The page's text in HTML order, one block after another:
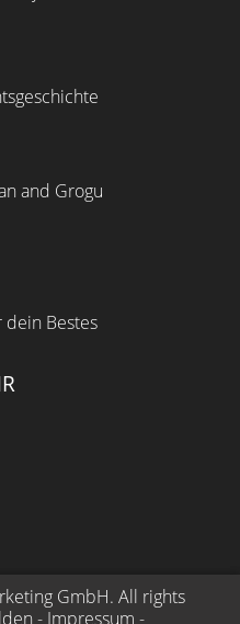
and Grogu
dein Bestes
GmbH. All rights
- Impressum -